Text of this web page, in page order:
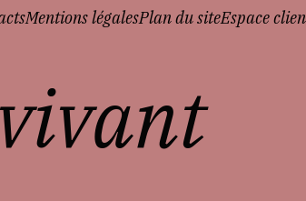
Mentions légalesPlan du siteEspace